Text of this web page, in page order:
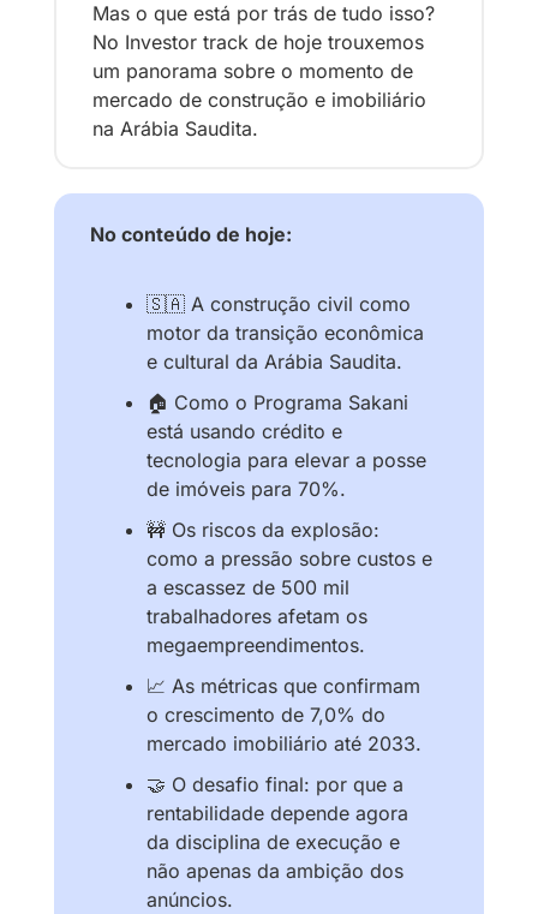
Mas o que está por trás de tudo isso?
No Investor track de hoje trouxemos
um panorama sobre o momento de
mercado de construção e imobiliário
na Arábia Saudita.
No conteúdo de hoje:
🇸🇦 A construção civil como
motor da transição econômica
e cultural da Arábia Saudita.
🏠 Como o Programa Sakani
está usando crédito e
tecnologia para elevar a posse
de imóveis para 70%.
🚧 Os riscos da explosão:
como a pressão sobre custos e
a escassez de 500 mil
trabalhadores afetam os
megaempreendimentos.
📈 As métricas que confirmam
o crescimento de 7,0% do
mercado imobiliário até 2033.
🤝 O desafio final: por que a
rentabilidade depende agora
da disciplina de execução e
não apenas da ambição dos
anúncios.